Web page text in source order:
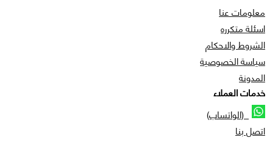
معلومات عنا
اسئلة متكرره
الشروط والاحكام
سياسة الخصوصية
المدونة
خدمات العملاء
(الواتساب)
اتصل بنا